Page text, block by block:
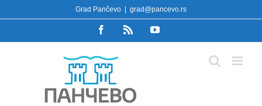
to
Grad Pančevo grad@pancevo.rs
FacebookRss YouTube